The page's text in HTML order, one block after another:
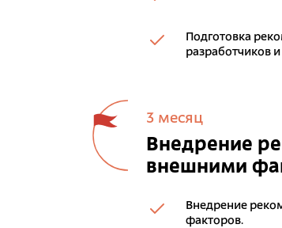
Подготовка
разработчиков
3 месяц
Внедрение
внешними
Внедрение
факторов.